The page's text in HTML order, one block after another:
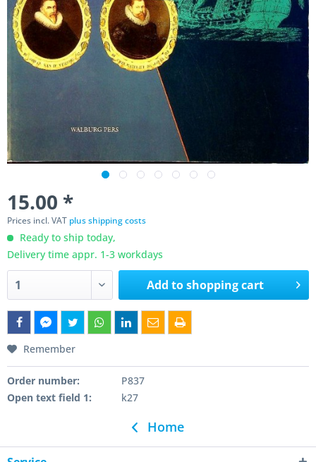
15.00 *
Prices incl. VAT plus shipping costs
Ready to ship today,
Delivery time appr. 1-3 workdays
Add toshopping cart
Remember
Order number:
P837
Open text field 1:
k27
Home